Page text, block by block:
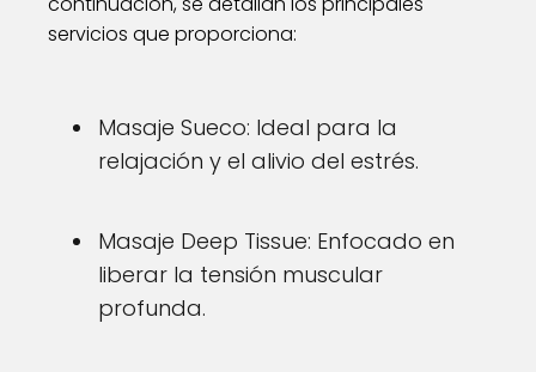
servicios que proporciona:
Masaje Sueco: Ideal para la
relajación y el alivio del estrés.
Masaje Deep Tissue: Enfocado en
liberar la tensión muscular
profunda.